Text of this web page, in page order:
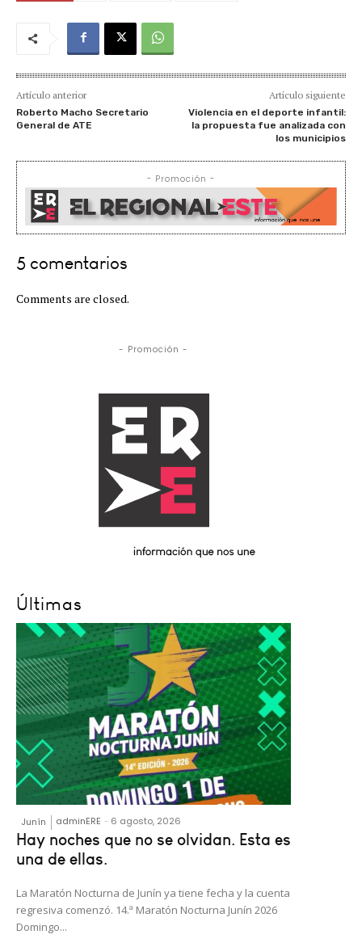
Artículo anterior
Roberto Macho Secretario
General de ATE
Artículo siguiente
Violencia en el deporte infantil:
la propuesta fue analizada con
los municipios
- Promoción -
5 comentarios
Comments are closed.
- Promoción -
Últimas
Junín adminERE - 6 agosto, 2026
Hay noches que no se olvidan. Esta es
una de ellas.
La Maratón Nocturna de Junín ya tiene fecha y la cuenta
regresiva comenzó. 14.ª Maratón Nocturna Junín 2026
Domingo...